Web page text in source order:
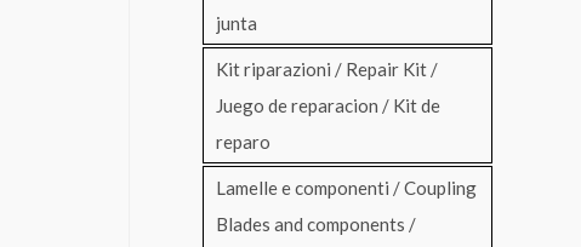
junta
Kit riparazioni / Repair Kit /
Juego de reparacion / Kit de
reparo
Lamelle e componenti / Coupling
Blades and components /